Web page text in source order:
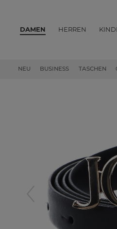
DAMEN
NEU BUSINESS TASCHEN
HERREN